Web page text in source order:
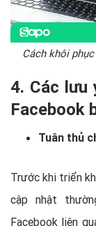
Cách khôi
4. Các lưu
Facebook
Tuân thủ
Trước khi triển
cập nhật
Facebook liên